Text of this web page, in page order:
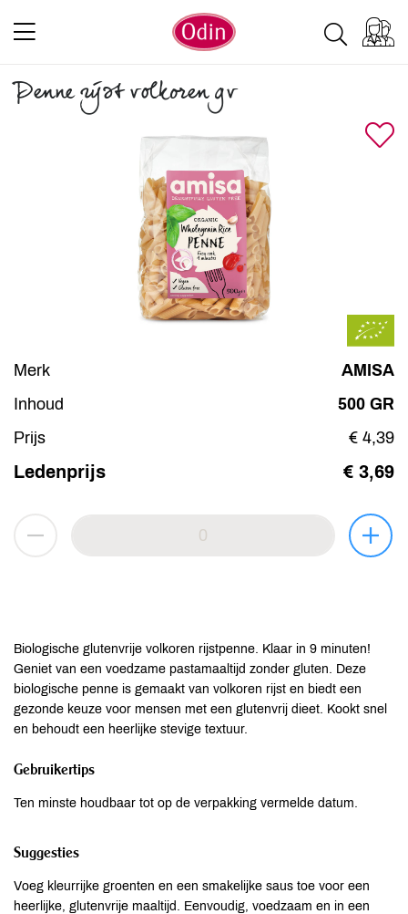
Penne rijst volkoren gv
Merk
AMISA
Inhoud
500 GR
Prijs
€ 4,39
Ledenprijs € 3,69
Biologische glutenvrije volkoren rijstpenne. Klaar in 9 minuten!
Geniet van een voedzame pastamaaltijd zonder gluten. Deze
biologische penne is gemaakt van volkoren rijst en biedt een
gezonde keuze voor mensen met een glutenvrij dieet. Kookt snel
en behoudt een heerlijke stevige textuur.
Gebruikertips
Ten minste houdbaar tot op de verpakking vermelde datum.
Suggesties
Voeg kleurrijke groenten en een smakelijke saus toe voor een
heerlijke, glutenvrije maaltijd. Eenvoudig, voedzaam en in een